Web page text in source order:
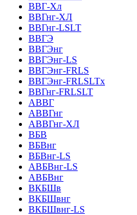
ВВГ-Хл
ВВГнг-ХЛ
ВВГнг-LSLT
ВВГЭ
ВВГЭнг
ВВГЭнг-LS
ВВГЭнг-FRLS
ВВГЭнг-FRLSLTх
ВВГнг-FRLSLT
АВВГ
АВВГнг
АВВГнг-ХЛ
ВБВ
ВБВнг
ВБВнг-LS
АВБВнг-LS
АВБВнг
ВКБШв
ВКБШвнг
ВКБШвнг-LS